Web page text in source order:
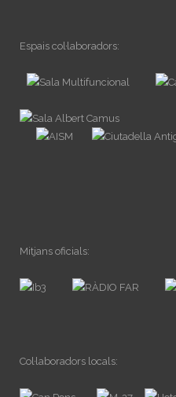
Espais col·laboradors:
Mitjans oficials:
Col·laboradors locals: